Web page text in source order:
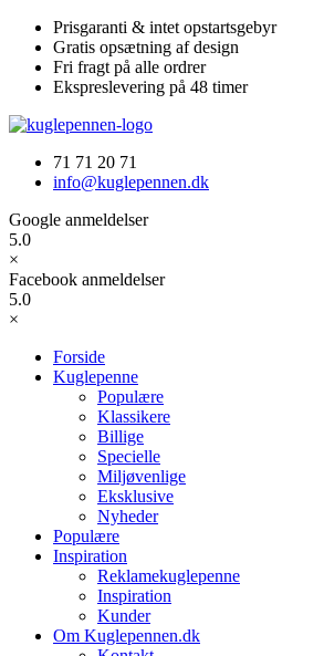
Videre
indhold
Prisgaranti & intet opstartsgebyr
Gratis opsætning af design
Fri fragt på alle ordrer
Ekspreslevering på 48 timer
71 71 20 71
info@kuglepennen.dk
Google anmeldelser
5.0
×
Facebook anmeldelser
5.0
×
Forside
Kuglepenne
Populære
Klassikere
Billige
Specielle
Miljøvenlige
Eksklusive
Nyheder
Populære
Inspiration
Reklamekuglepenne
Inspiration
Kunder
Om Kuglepennen.dk